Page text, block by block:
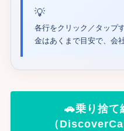
🚗乗り捨て
（